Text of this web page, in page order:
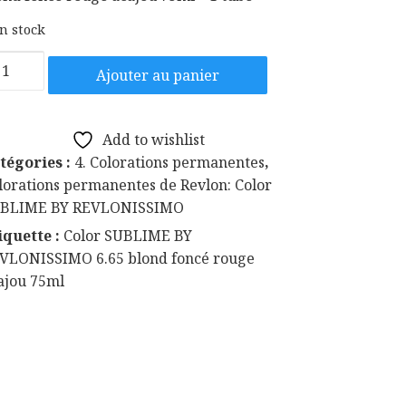
stock
Ajouter au panier
Add to wishlist
: 4. Colorations permanentes,
permanentes de Revlon: Color
BY REVLONISSIMO
: Color SUBLIME BY
6.65 blond foncé rouge
75ml